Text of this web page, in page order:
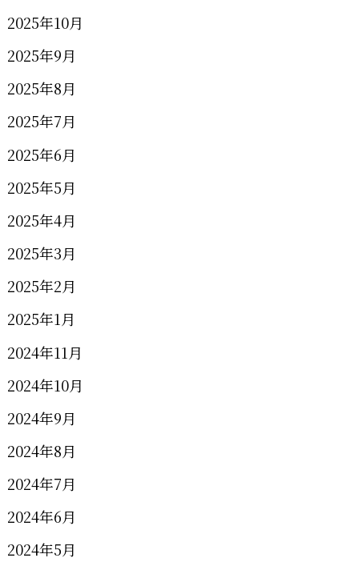
2025年10月
2025年9月
2025年8月
2025年7月
2025年6月
2025年5月
2025年4月
2025年3月
2025年2月
2025年1月
2024年11月
2024年10月
2024年9月
2024年8月
2024年7月
2024年6月
2024年5月